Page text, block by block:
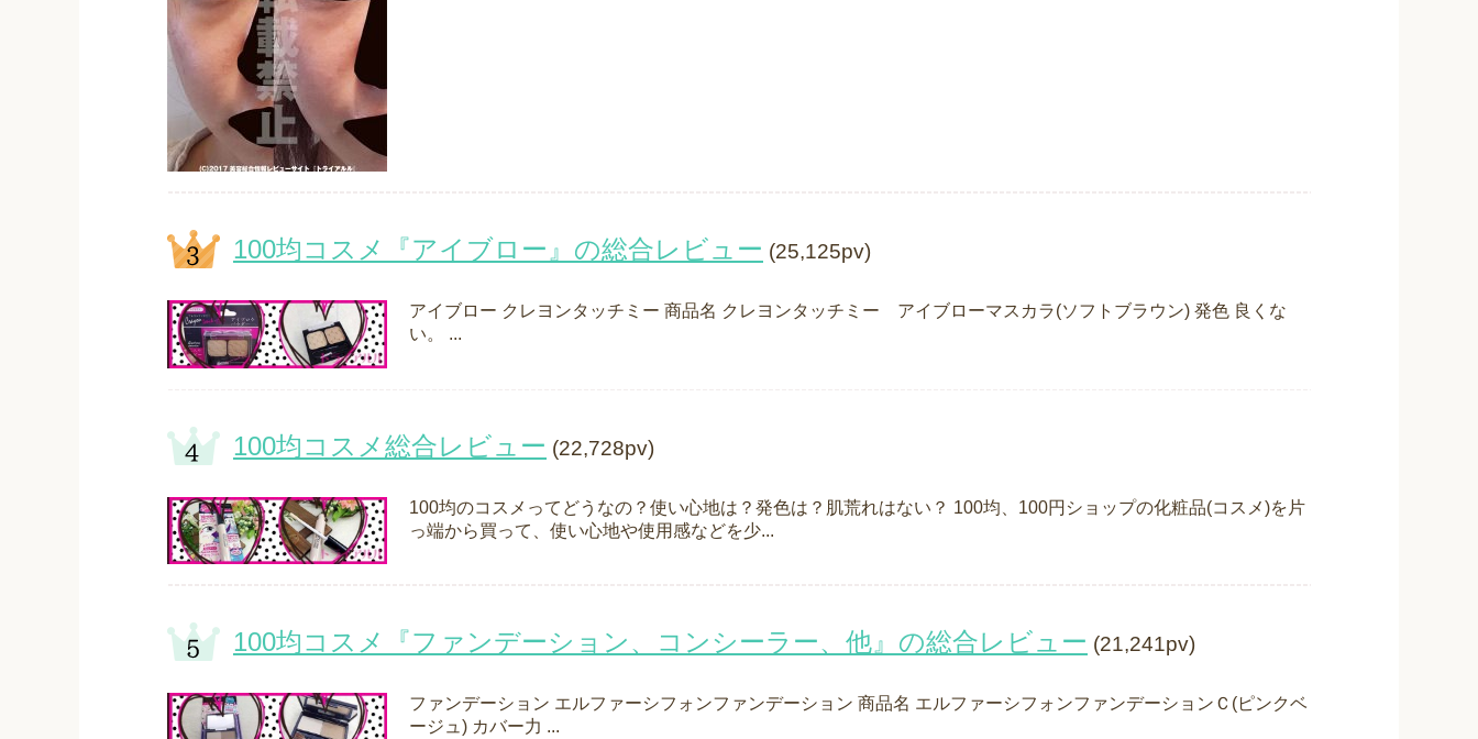
100均コスメ『アイブロー』の総合レビュー (25,125pv)
アイブロー クレヨンタッチミー 商品名 クレヨンタッチミー アイブローマスカラ(ソフトブラウン) 発色 良くな
い。 ...
100均コスメ総合レビュー (22,728pv)
100均のコスメってどうなの？使い心地は？発色は？肌荒れはない？ 100均、100円ショップの化粧品(コスメ)を片
っ端から買って、使い心地や使用感などを少...
100均コスメ『ファンデーション、コンシーラー、他』の総合レビュー (21,241pv)
ファンデーション エルファーシフォンファンデーション 商品名 エルファーシフォンファンデーションＣ(ピンクベ
ージュ) カバー力 ...